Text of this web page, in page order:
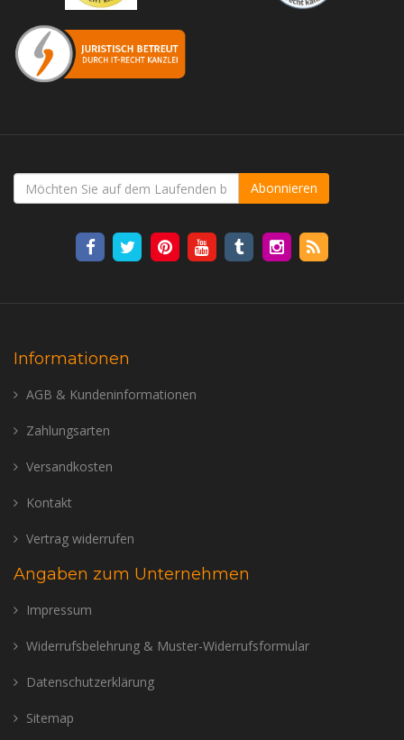
Abonnieren
Informationen
AGB & Kundeninformationen
Zahlungsarten
Versandkosten
Kontakt
Vertrag widerrufen
Angaben zum Unternehmen
Impressum
Widerrufsbelehrung & Muster-Widerrufsformular
Datenschutzerklärung
Sitemap